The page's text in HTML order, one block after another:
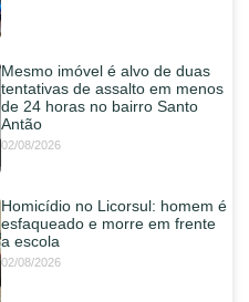
Mesmo imóvel é alvo de duas
tentativas de assalto em menos
de 24 horas no bairro Santo
Antão
02/08/2026
Homicídio no Licorsul: homem é
esfaqueado e morre em frente
a escola
02/08/2026